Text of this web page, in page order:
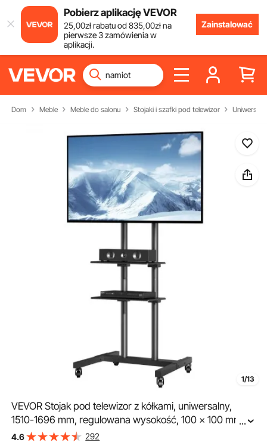
Pobierz aplikację VEVOR
25,00złrabatu od835,00złna
pierwsze 3 zamówienia w
aplikacji.
Zainstalować
Dom Meble Meble do salonu Stojaki i szafki pod telewizor
1/13
VEVOR Stojak pod telewizor z kółkami, uniwersalny,
1510-1696 mm, regulowana wysokość, 100 x 100 mm,
400 x 600 mm, nośność 59,8 kg, podstawa podłogowa,
...
4.6 292